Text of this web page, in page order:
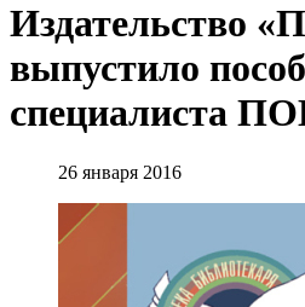
Издательство
выпустило
специалиста
26 января 2016